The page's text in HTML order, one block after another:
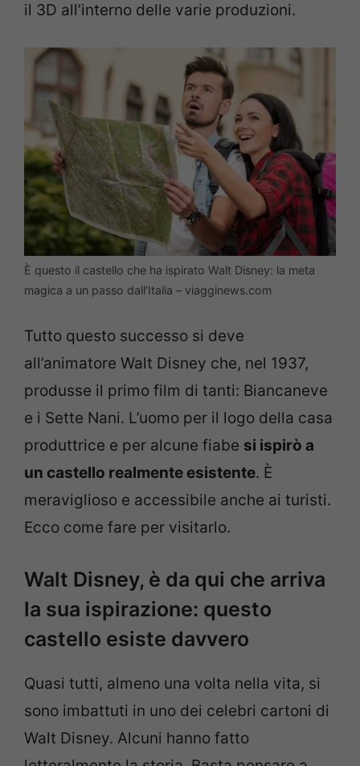
il 3D all’interno delle varie produzioni.
È questo il castello che ha ispirato Walt Disney: la meta
magica a un passo dall’Italia – viagginews.com
Tutto questo successo si deve
all’animatore Walt Disney che, nel 1937,
produsse il primo film di tanti: Biancaneve
e i Sette Nani. L’uomo per il logo della casa
produttrice e per alcune fiabe si ispirò a
un castello realmente esistente. È
meraviglioso e accessibile anche ai turisti.
Ecco come fare per visitarlo.
Walt Disney, è da qui che arriva
la sua ispirazione: questo
castello esiste davvero
Quasi tutti, almeno una volta nella vita, si
sono imbattuti in uno dei celebri cartoni di
Walt Disney. Alcuni hanno fatto